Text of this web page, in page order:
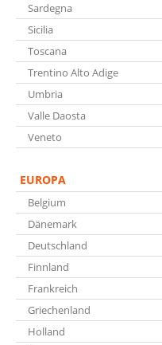
Sardegna
Sicilia
Toscana
Trentino Alto Adige
Umbria
Valle Daosta
Veneto
EUROPA
Belgium
Dänemark
Deutschland
Finnland
Frankreich
Griechenland
Holland